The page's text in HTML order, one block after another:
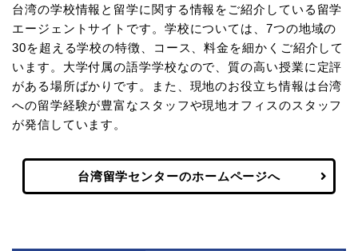
台湾の学校情報と留学に関する情報をご紹介している留学
エージェントサイトです。学校については、7つの地域の
30を超える学校の特徴、コース、料金を細かくご紹介して
います。大学付属の語学学校なので、質の高い授業に定評
がある場所ばかりです。また、現地のお役立ち情報は台湾
への留学経験が豊富なスタッフや現地オフィスのスタッフ
が発信しています。
台湾留学センターのホームページへ